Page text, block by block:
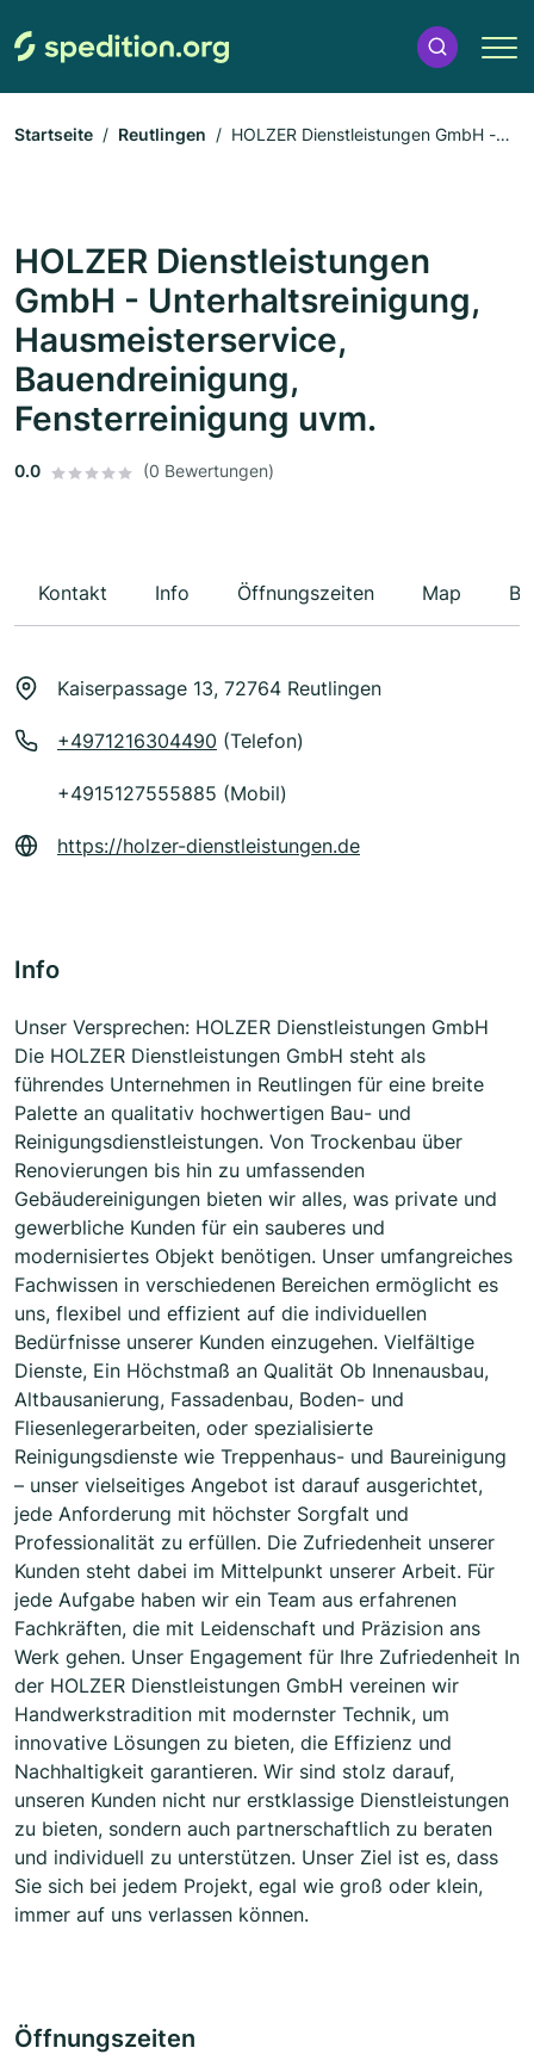
Startseite Reutlingen
HOLZER Dienstleistungen GmbH -
HOLZER Dienstleistungen
GmbH - Unterhaltsreinigung,
Hausmeisterservice,
Bauendreinigung,
Fensterreinigung uvm.
0.0 (0 Bewertungen)
Kontakt Info Öffnungszeiten Map
Kaiserpassage 13, 72764 Reutlingen
+4971216304490 (Telefon)
+4915127555885 (Mobil)
https://holzer-dienstleistungen.de
Info
Unser Versprechen: HOLZER Dienstleistungen GmbH
Die HOLZER Dienstleistungen GmbH steht als
führendes Unternehmen in Reutlingen für eine breite
Palette an qualitativ hochwertigen Bau- und
Reinigungsdienstleistungen. Von Trockenbau über
Renovierungen bis hin zu umfassenden
Gebäudereinigungen bieten wir alles, was private und
gewerbliche Kunden für ein sauberes und
modernisiertes Objekt benötigen. Unser umfangreiches
Fachwissen in verschiedenen Bereichen ermöglicht es
uns, flexibel und effizient auf die individuellen
Bedürfnisse unserer Kunden einzugehen. Vielfältige
Dienste, Ein Höchstmaß an Qualität Ob Innenausbau,
Altbausanierung, Fassadenbau, Boden- und
Fliesenlegerarbeiten, oder spezialisierte
Reinigungsdienste wie Treppenhaus- und Baureinigung
– unser vielseitiges Angebot ist darauf ausgerichtet,
jede Anforderung mit höchster Sorgfalt und
Professionalität zu erfüllen. Die Zufriedenheit unserer
Kunden steht dabei im Mittelpunkt unserer Arbeit. Für
jede Aufgabe haben wir ein Team aus erfahrenen
Fachkräften, die mit Leidenschaft und Präzision ans
Werk gehen. Unser Engagement für Ihre Zufriedenheit In
der HOLZER Dienstleistungen GmbH vereinen wir
Handwerkstradition mit modernster Technik, um
innovative Lösungen zu bieten, die Effizienz und
Nachhaltigkeit garantieren. Wir sind stolz darauf,
unseren Kunden nicht nur erstklassige Dienstleistungen
zu bieten, sondern auch partnerschaftlich zu beraten
und individuell zu unterstützen. Unser Ziel ist es, dass
Sie sich bei jedem Projekt, egal wie groß oder klein,
immer auf uns verlassen können.
Öffnungszeiten